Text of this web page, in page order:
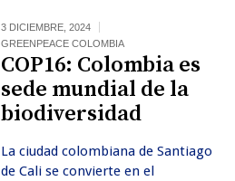
3 DICIEMBRE, 2024
GREENPEACE COLOMBIA
COP16: Colombia es
sede mundial de la
biodiversidad
La ciudad colombiana de Santiago
de Cali se convierte en el